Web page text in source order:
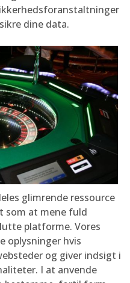
dine data.
glimrende ressource
som at mene fuld
platforme. Vores
oplysninger hvis
og giver indsigt i
I at anvende